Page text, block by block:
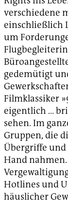
verschiedene
einschließlich
um
gedemütigt
Filmklassiker
eigentlich …
sehen. Im
Gruppen, die
Übergriffe und
Hand
Hotlines und
häuslicher